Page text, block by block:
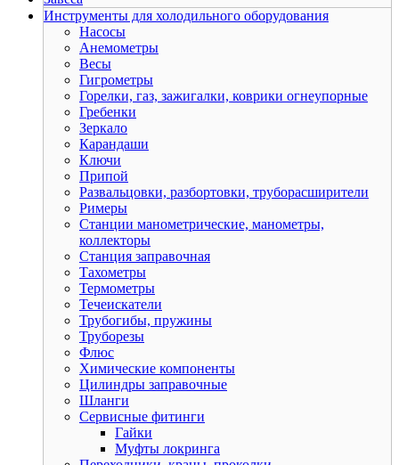
Инструменты для холодильного оборудования
Насосы
Анемометры
Весы
Гигрометры
Горелки, газ, зажигалки, коврики огнеупорные
Гребенки
Зеркало
Карандаши
Ключи
Припой
Развальцовки, разбортовки, труборасширители
Римеры
Станции манометрические, манометры,
коллекторы
Станция заправочная
Тахометры
Термометры
Течеискатели
Трубогибы, пружины
Труборезы
Флюс
Химические компоненты
Цилиндры заправочные
Шланги
Сервисные фитинги
Гайки
Муфты локринга